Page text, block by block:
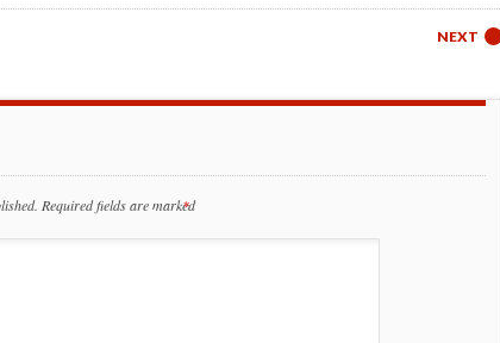
NEXT
Required fields are marked
*